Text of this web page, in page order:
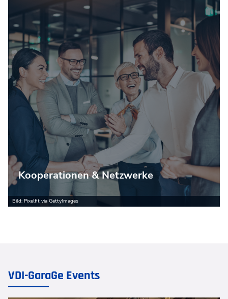
Kooperationen & Netzwerke
Bild: Pixelfit via GettyImages
VDI-GaraGe Events